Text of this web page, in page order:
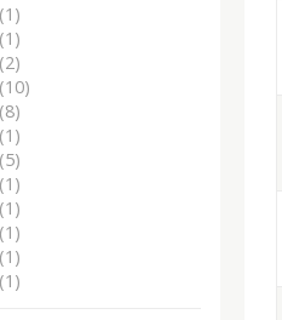
(1)
(1)
(2)
(10)
(8)
(1)
(5)
(1)
(1)
(1)
(1)
(1)